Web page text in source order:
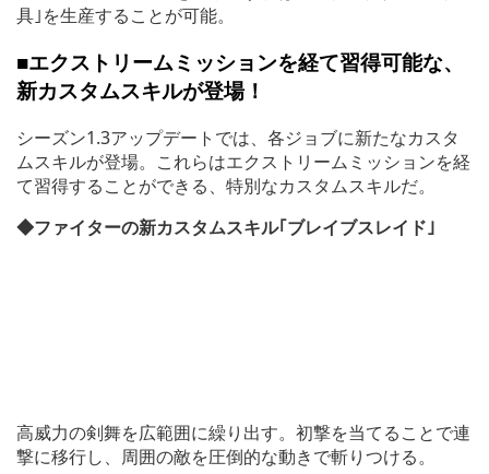
具｣を生産することが可能。
■エクストリームミッションを経て習得可能な、
新カスタムスキルが登場！
シーズン1.3アップデートでは、各ジョブに新たなカスタ
ムスキルが登場。これらはエクストリームミッションを経
て習得することができる、特別なカスタムスキルだ。
◆ファイターの新カスタムスキル｢ブレイブスレイド｣
高威力の剣舞を広範囲に繰り出す。初撃を当てることで連
撃に移行し、周囲の敵を圧倒的な動きで斬りつける。